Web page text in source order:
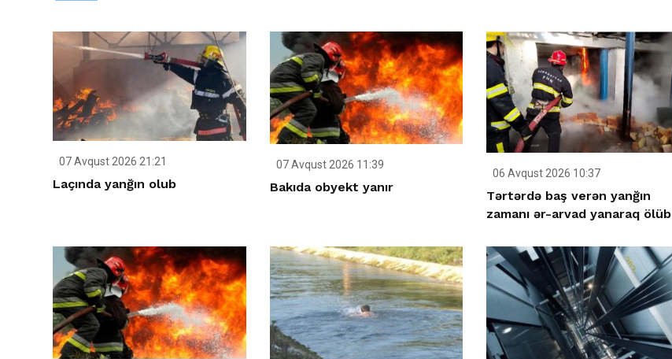
07 Avqust 2026 21:21
Laçında yanğın olub
07 Avqust 2026 11:39
Bakıda obyekt yanır
06 Avqust 2026 10:37
Tərtərdə baş verən yanğın
zamanı ər-arvad yanaraq ölüb